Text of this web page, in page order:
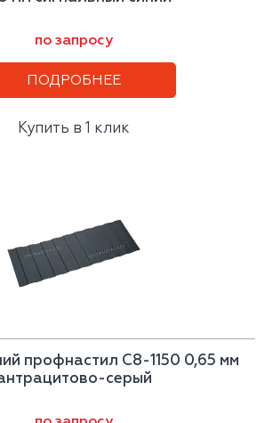
по запросу
ПОДРОБНЕЕ
Купить в 1 клик
профнастил С8-1150 0,65 мм
серый